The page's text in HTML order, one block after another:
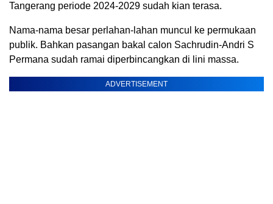
Tangerang periode 2024-2029 sudah kian terasa.
Nama-nama besar perlahan-lahan muncul ke permukaan
publik. Bahkan pasangan bakal calon Sachrudin-Andri S
Permana sudah ramai diperbincangkan di lini massa.
ADVERTISEMENT